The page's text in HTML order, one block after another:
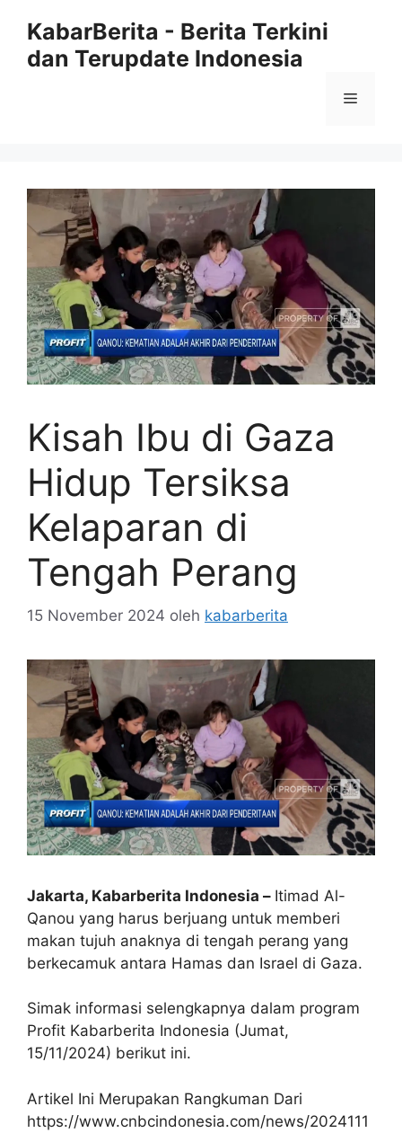
KabarBerita - Berita Terkini
dan Terupdate Indonesia
Menu
Kisah Ibu di Gaza
Hidup Tersiksa
Kelaparan di
Tengah Perang
15 November 2024 oleh kabarberita
Jakarta, Kabarberita Indonesia – Itimad Al-
Qanou yang harus berjuang untuk memberi
makan tujuh anaknya di tengah perang yang
berkecamuk antara Hamas dan Israel di Gaza.
Simak informasi selengkapnya dalam program
Profit Kabarberita Indonesia (Jumat,
15/11/2024) berikut ini.
Artikel Ini Merupakan Rangkuman Dari
https://www.cnbcindonesia.com/news/2024111